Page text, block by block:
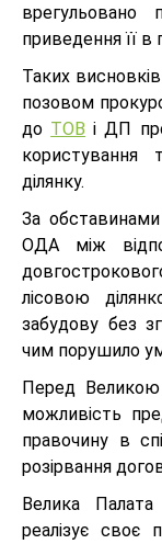
врегульовано
приведення її в
Таких
позовом
до ТОВ і ДП
користування
ділянку.
За
ОДА між
лісовою
забудову без
чим порушило
Перед
можливість
правочину в
розірвання
Велика
реалізує своє